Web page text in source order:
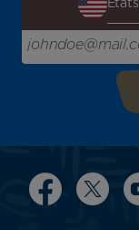
Saisissez votre